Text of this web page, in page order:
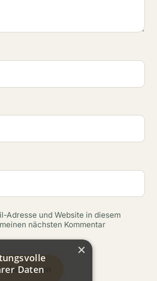
Adresse und Website in diesem
nächsten Kommentar
×
Daten